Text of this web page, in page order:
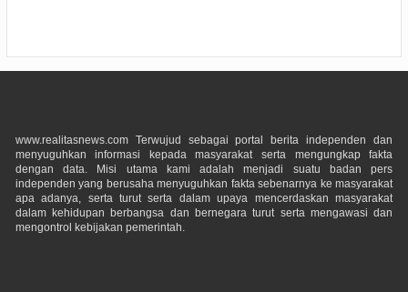
www.realitasnews.com Terwujud sebagai portal berita independen dan
menyuguhkan informasi kepada masyarakat serta mengungkap fakta
dengan data. Misi utama kami adalah menjadi suatu badan pers
independen yang berusaha menyuguhkan fakta sebenarnya ke masyarakat
apa adanya, serta turut serta dalam upaya mencerdaskan masyarakat
dalam kehidupan berbangsa dan bernegara turut serta mengawasi dan
mengontrol kebijakan pemerintah.